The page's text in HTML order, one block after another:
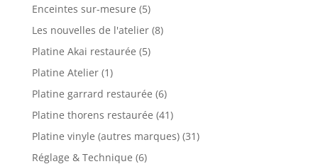
Enceintes sur-mesure (5)
Les nouvelles de l'atelier(8)
Platine Akai restaurée (5)
Platine Atelier(1)
Platine garrard restaurée (6)
Platine thorens restaurée (41)
Platine vinyle (autres marques)(31)
Réglage & Technique (6)